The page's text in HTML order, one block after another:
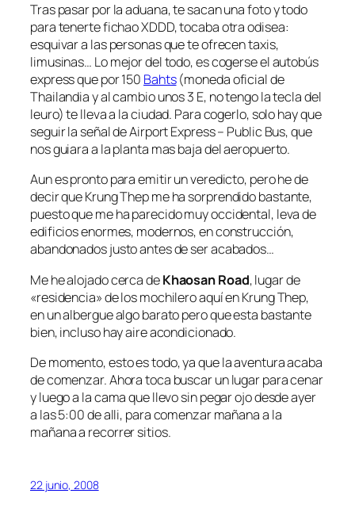
Tras pasar por la aduana, te sacan una foto y todo
para tenerte fichao XDDD, tocaba otra odisea:
esquivar a las personas que te ofrecen taxis,
limusinas… Lo mejor del todo, es cogerse el autobús
express que por 150 Bahts(moneda oficial de
Thailandia y al cambio unos 3 E, no tengo la tecla del
leuro) te lleva a la ciudad. Para cogerlo, solo hay que
seguir la señal de Airport Express – Public Bus, que
nos guiara a la planta mas baja del aeropuerto.
Aun es pronto para emitir un veredicto, pero he de
decir que Krung Thep me ha sorprendido bastante,
puesto que me ha parecido muy occidental, leva de
edificios enormes, modernos, en construcción,
abandonados justo antes de ser acabados…
Me he alojado cerca deKhaosan Road, lugar de
«residencia» de los mochilero aquí en Krung Thep,
en un albergue algo barato pero que esta bastante
bien, incluso hay aire acondicionado.
De momento, esto es todo, ya que la aventura acaba
de comenzar. Ahora toca buscar un lugar para cenar
y luego a la cama que llevo sin pegar ojo desde ayer
a las 5:00 de alli, para comenzar mañana a la
mañana a recorrer sitios.
22 junio, 2008